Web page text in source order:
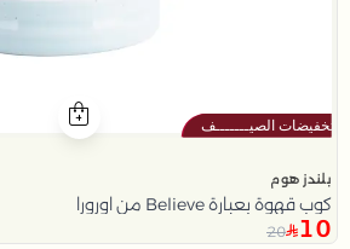
بلندز هوم
كوب قهوة بعبارة Believe من اورورا
10
20